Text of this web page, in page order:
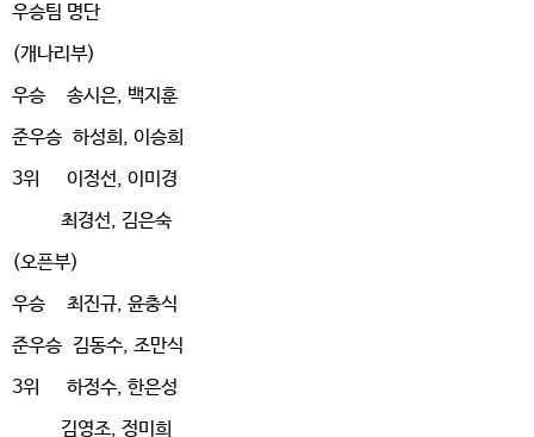
우승팀 명단
(개나리부)
우승 송시은, 백지훈
준우승 하성희, 이승희
3위 이정선, 이미경
최경선, 김은숙
(오픈부)
우승 최진규, 윤충식
준우승 김동수, 조만식
3위 하정수, 한은성
김영조, 정미희